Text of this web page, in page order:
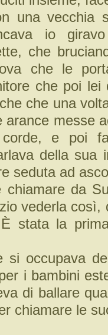
una vecchia
io
che
che le
che poi lei
che una
arance messe
e poi
della sua
seduta ad
da
vederla così,
stata la
si occupava
i bambini
di ballare
chiamare le